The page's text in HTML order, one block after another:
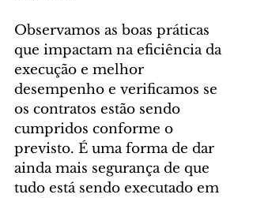
Observamos as boas práticas
que impactam na eficiência da
execução e melhor
desempenho e verificamos se
os contratos estão sendo
cumpridos conforme o
previsto. É uma forma de dar
ainda mais segurança de que
tudo está sendo executado em